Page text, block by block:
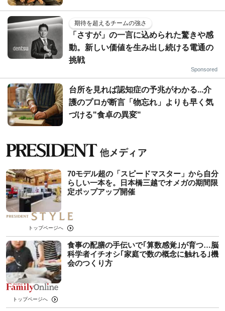
期待を超えるチームの強さ
「さすが」の一言に込められた驚きや感
動。新しい価値を生み出し続ける電通の
挑戦
Sponsored
台所を見れば認知症の予兆がわかる...介
護のプロが断言「物忘れ」よりも早く気
づける"食卓の異変"
70モデル超の「スピードマスター」から自分
らしい一本を。日本橋三越でオメガの期間限
定ポップアップ開催
トップページへ
食事の配膳の手伝いで｢算数感覚｣が育つ…脳
科学者イチオシ｢家庭で数の概念に触れる｣機
会のつくり方
トップページへ